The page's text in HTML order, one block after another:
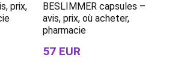
prix,
BESLIMMER capsules –
avis, prix, où acheter,
pharmacie
57 EUR